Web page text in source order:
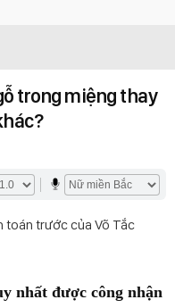
trong miệng thay
toán trước của Võ Tắc
nhất được công nhận